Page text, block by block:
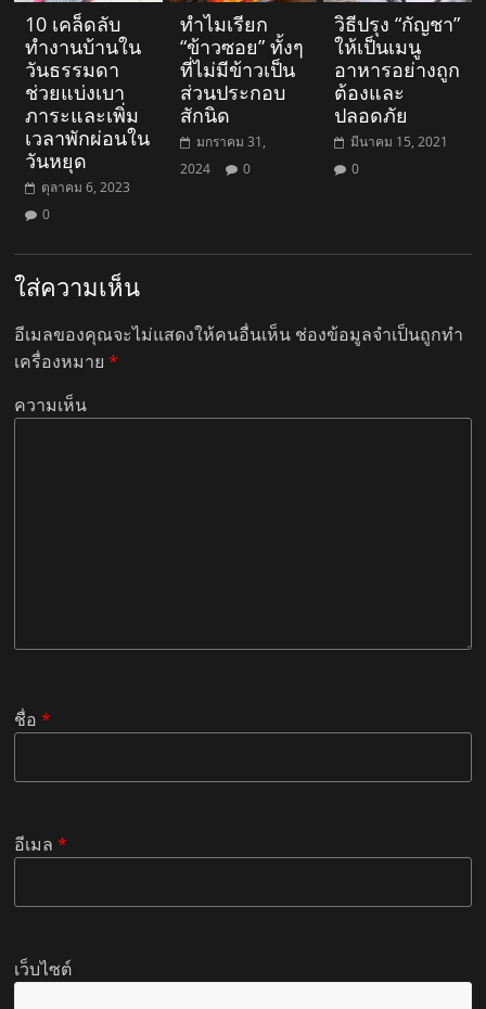
10 เคล็ดลับ
ทำงานบ้านใน
วันธรรมดา
ช่วยแบ่งเบา
ภาระและเพิ่ม
เวลาพักผ่อนใน
วันหยุด
ตุลาคม 6, 2023
0
ทำไมเรียก
“ข้าวซอย” ทั้งๆ
ที่ไม่มีข้าวเป็น
ส่วนประกอบ
สักนิด
มกราคม 31,
2024
0
วิธีปรุง “กัญชา”
ให้เป็นเมนู
อาหารอย่างถูก
ต้องและ
ปลอดภัย
มีนาคม 15, 2021
0
ใส่ความเห็น
อีเมลของคุณจะไม่แสดงให้คนอื่นเห็น ช่องข้อมูลจำเป็นถูกทำ
เครื่องหมาย*
ความเห็น
ชื่อ*
อีเมล*
เว็บไซต์